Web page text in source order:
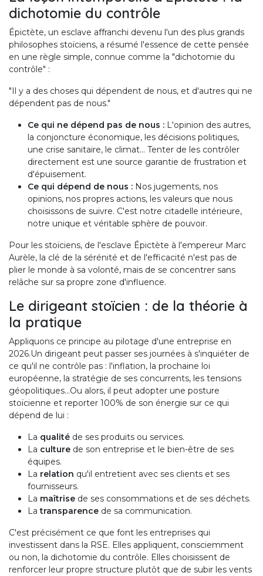
dichotomie du contrôle
Épictète, un esclave affranchi devenu l'un des plus grands
philosophes stoïciens, a résumé l'essence de cette pensée
en une règle simple, connue comme la "dichotomie du
contrôle" :
"Il y a des choses qui dépendent de nous, et d'autres qui ne
dépendent pas de nous."
Ce qui ne dépend pas de nous : L'opinion des autres,
la conjoncture économique, les décisions politiques,
une crise sanitaire, le climat... Tenter de les contrôler
directement est une source garantie de frustration et
d'épuisement.
Ce qui dépend de nous : Nos jugements, nos
opinions, nos propres actions, les valeurs que nous
choisissons de suivre. C'est notre citadelle intérieure,
notre unique et véritable sphère de pouvoir.
Pour les stoïciens, de l'esclave Épictète à l'empereur Marc
Aurèle, la clé de la sérénité et de l'efficacité n'est pas de
plier le monde à sa volonté, mais de se concentrer sans
relâche sur sa propre zone d'influence.
Le dirigeant stoïcien : de la théorie à
la pratique
Appliquons ce principe au pilotage d'une entreprise en
2026.Un dirigeant peut passer ses journées à s'inquiéter de
ce qu'il ne contrôle pas : l'inflation, la prochaine loi
européenne, la stratégie de ses concurrents, les tensions
géopolitiques...Ou alors, il peut adopter une posture
stoïcienne et reporter 100% de son énergie sur ce qui
dépend de lui :
La qualité de ses produits ou services.
La culture de son entreprise et le bien-être de ses
équipes.
La relation qu'il entretient avec ses clients et ses
fournisseurs.
La maîtrise de ses consommations et de ses déchets.
Latransparence de sa communication.
C'est précisément ce que font les entreprises qui
investissent dans la RSE. Elles appliquent, consciemment
ou non, la dichotomie du contrôle. Elles choisissent de
renforcer leur propre structure plutôt que de subir les vents